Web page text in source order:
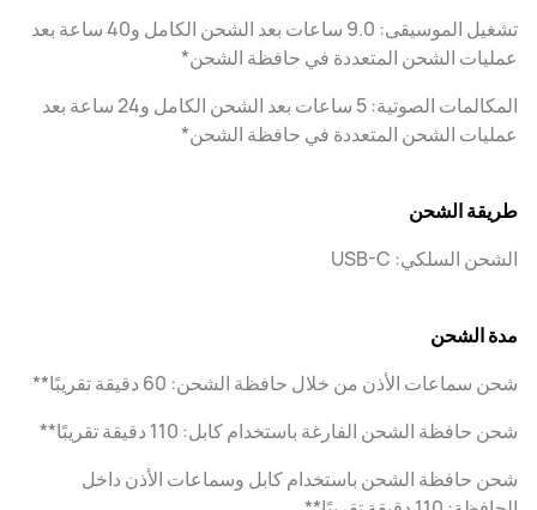
تشغيل الموسيقى: 9.0 ساعات بعد الشحن الكامل و40 ساعة بعد
عمليات الشحن المتعددة في حافظة الشحن*
المكالمات الصوتية: 5 ساعات بعد الشحن الكامل و24 ساعة بعد
عمليات الشحن المتعددة في حافظة الشحن*
طريقة الشحن
الشحن السلكي: USB-C
مدة الشحن
شحن سماعات الأذن من خلال حافظة الشحن: 60 دقيقة تقريبًا**
شحن حافظة الشحن الفارغة باستخدام كابل: 110 دقيقة تقريبًا**
شحن حافظة الشحن باستخدام كابل وسماعات الأذن داخل